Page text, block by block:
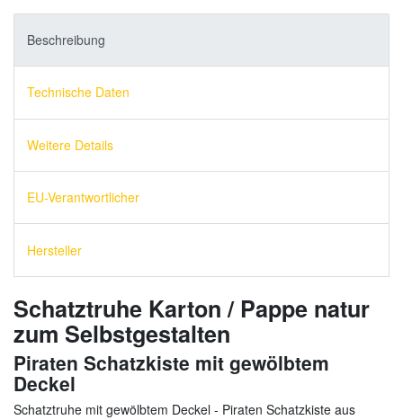
Beschreibung
Technische Daten
Weitere Details
EU-Verantwortlicher
Hersteller
Schatztruhe Karton / Pappe natur
zum Selbstgestalten
Piraten Schatzkiste mit gewölbtem
Deckel
Schatztruhe mit gewölbtem Deckel - Piraten Schatzkiste aus